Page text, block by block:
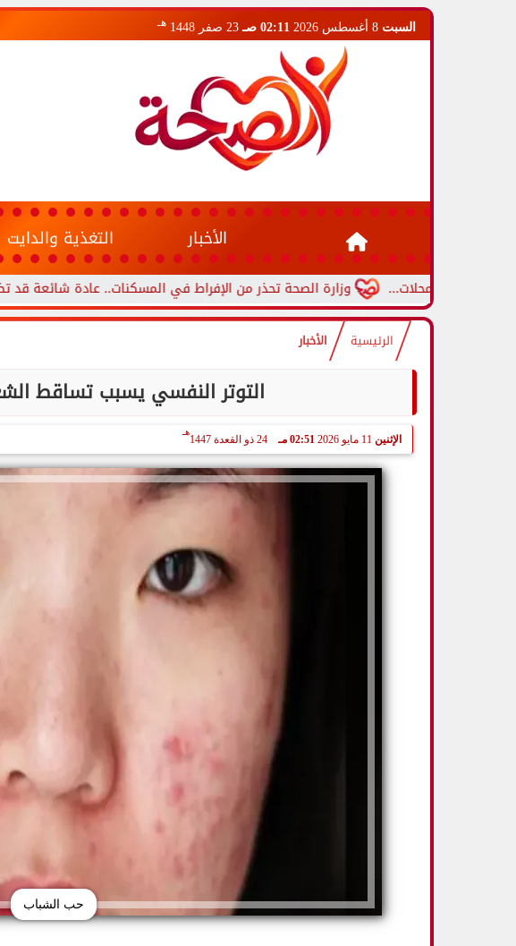
السبت 02:11 صـ 23 صفر 1448 هـ
الأخبار التغذية والدايت
وزارة الصحة تحذر من الإفراط في المسكنات.. عادة شائعة قد تضر الكلى...
الرئيسية الأخبار
التوتر النفسي يسبب تساقط
الإثنين 02:51 مـ 24 ذو القعدة 1447
هـ
حب الشباب